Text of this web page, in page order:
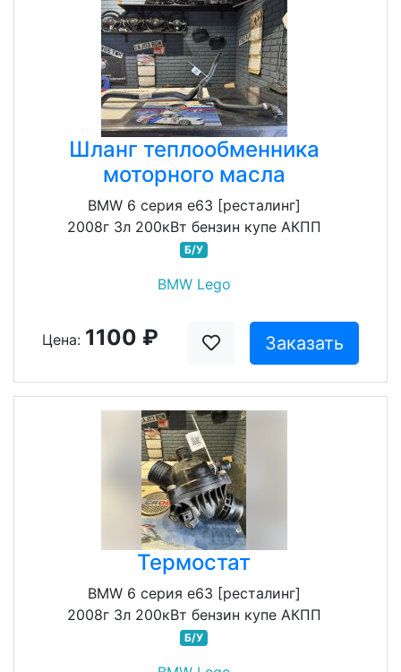
Шланг теплообменника
моторного масла
BMW 6 серия e63 [ресталинг]
2008г 3л 200кВт бензин купе АКПП
Б/У
BMW Lego
Цена: 1100 ₽ Заказать
Термостат
BMW 6 серия e63 [ресталинг]
2008г 3л 200кВт бензин купе АКПП
Б/У